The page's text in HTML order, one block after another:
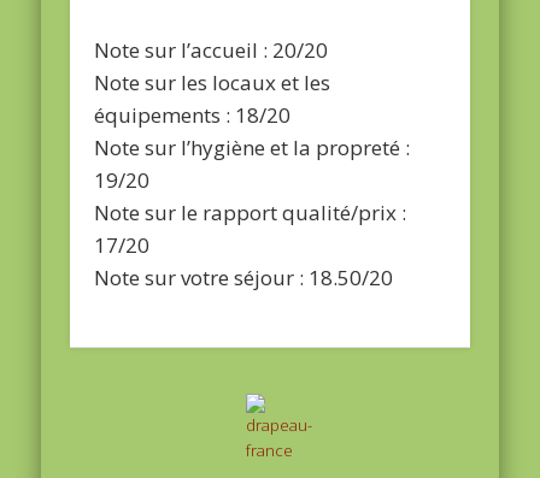
Note sur l’accueil : 20/20
Note sur les locaux et les
équipements : 18/20
Note sur l’hygiène et la propreté :
19/20
Note sur le rapport qualité/prix :
17/20
Note sur votre séjour : 18.50/20